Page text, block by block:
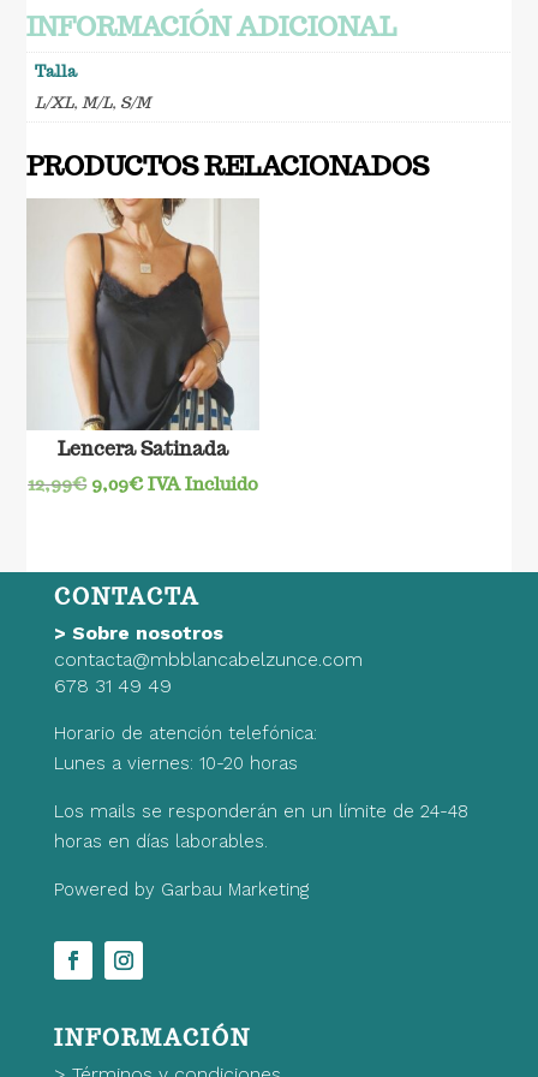
INFORMACIÓN ADICIONAL
Talla
L/XL, M/L, S/M
PRODUCTOS RELACIONADOS
Lencera Satinada
12,99€ El
era:
12,99€.
9,09€El
es:
9,09€.
IVA Incluido
CONTACTA
> Sobre nosotros
contacta@mbblancabelzunce.com
678 31 49 49
Horario de atención telefónica:
Lunes a viernes: 10-20 horas
Los mails se responderán en un límite de 24-48
horas en días laborables.
Powered by Garbau Marketing
INFORMACIÓN